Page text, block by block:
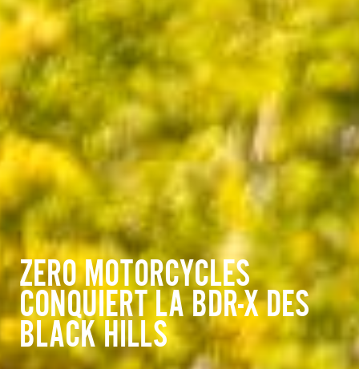
ZERO MOTORCYCLES
CONQUIERT LA BDR-X DES
BLACK HILLS